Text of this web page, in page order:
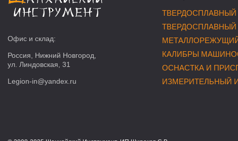
Офис и склад:
Россия, Нижний Новгород,
ул. Линдовская, 31
Legion-in@yandex.ru
ТВЕРДОСПЛАВНЫЙ
КАЛИБРЫ
ОСНАСТКА И
ИЗМЕРИТЕЛЬНЫЙ